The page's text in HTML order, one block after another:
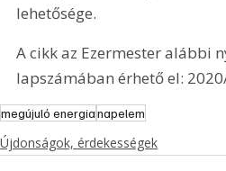
lehetősége.
A cikk az Ezermester alábbi
lapszámában érhető el:
megújuló energianapelem
Újdonságok, érdekességek